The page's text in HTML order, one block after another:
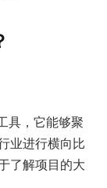
具，它能够聚
业进行横向比
了解项目的大